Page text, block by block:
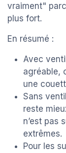
vraiment"
plus fort.
En résumé :
Avec
agréable,
une
Sans
reste
n’est pas
extrêmes.
Pour les